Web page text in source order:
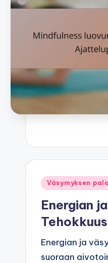
Posted
Väsymyksen
Energian
Tehokkuus
Energian ja
suoraan